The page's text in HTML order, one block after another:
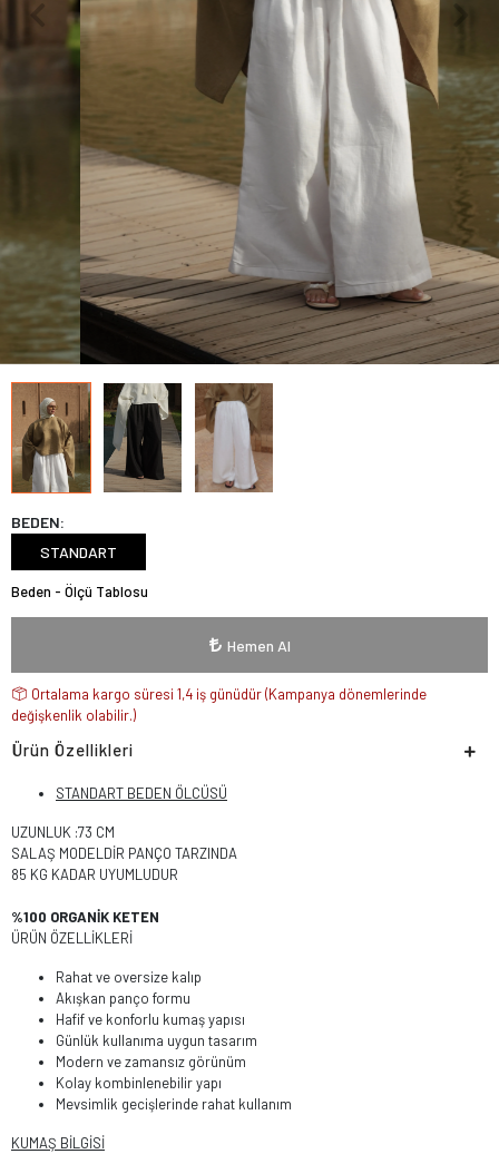
BEDEN:
STANDART
Beden - Ölçü Tablosu
Hemen Al
Ortalama kargo süresi 1,4 iş günüdür (Kampanya dönemlerinde
değişkenlik olabilir.)
Ürün Özellikleri
STANDART BEDEN ÖLCÜSÜ
UZUNLUK :73 CM
SALAŞ MODELDİR PANÇO TARZINDA
85 KG KADAR UYUMLUDUR
%100 ORGANİK KETEN
ÜRÜN ÖZELLİKLERİ
Rahat ve oversize kalıp
Akışkan panço formu
Hafif ve konforlu kumaş yapısı
Günlük kullanıma uygun tasarım
Modern ve zamansız görünüm
Kolay kombinlenebilir yapı
Mevsimlik gecişlerinde rahat kullanım
KUMAŞ BİLGİSİ